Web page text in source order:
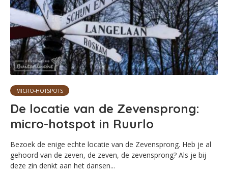
MICRO-HOTSPOTS
De locatie van de Zevensprong:
micro-hotspot in Ruurlo
Bezoek de enige echte locatie van de Zevensprong. Heb je al
gehoord van de zeven, de zeven, de zevensprong? Als je bij
deze zin denkt aan het dansen...